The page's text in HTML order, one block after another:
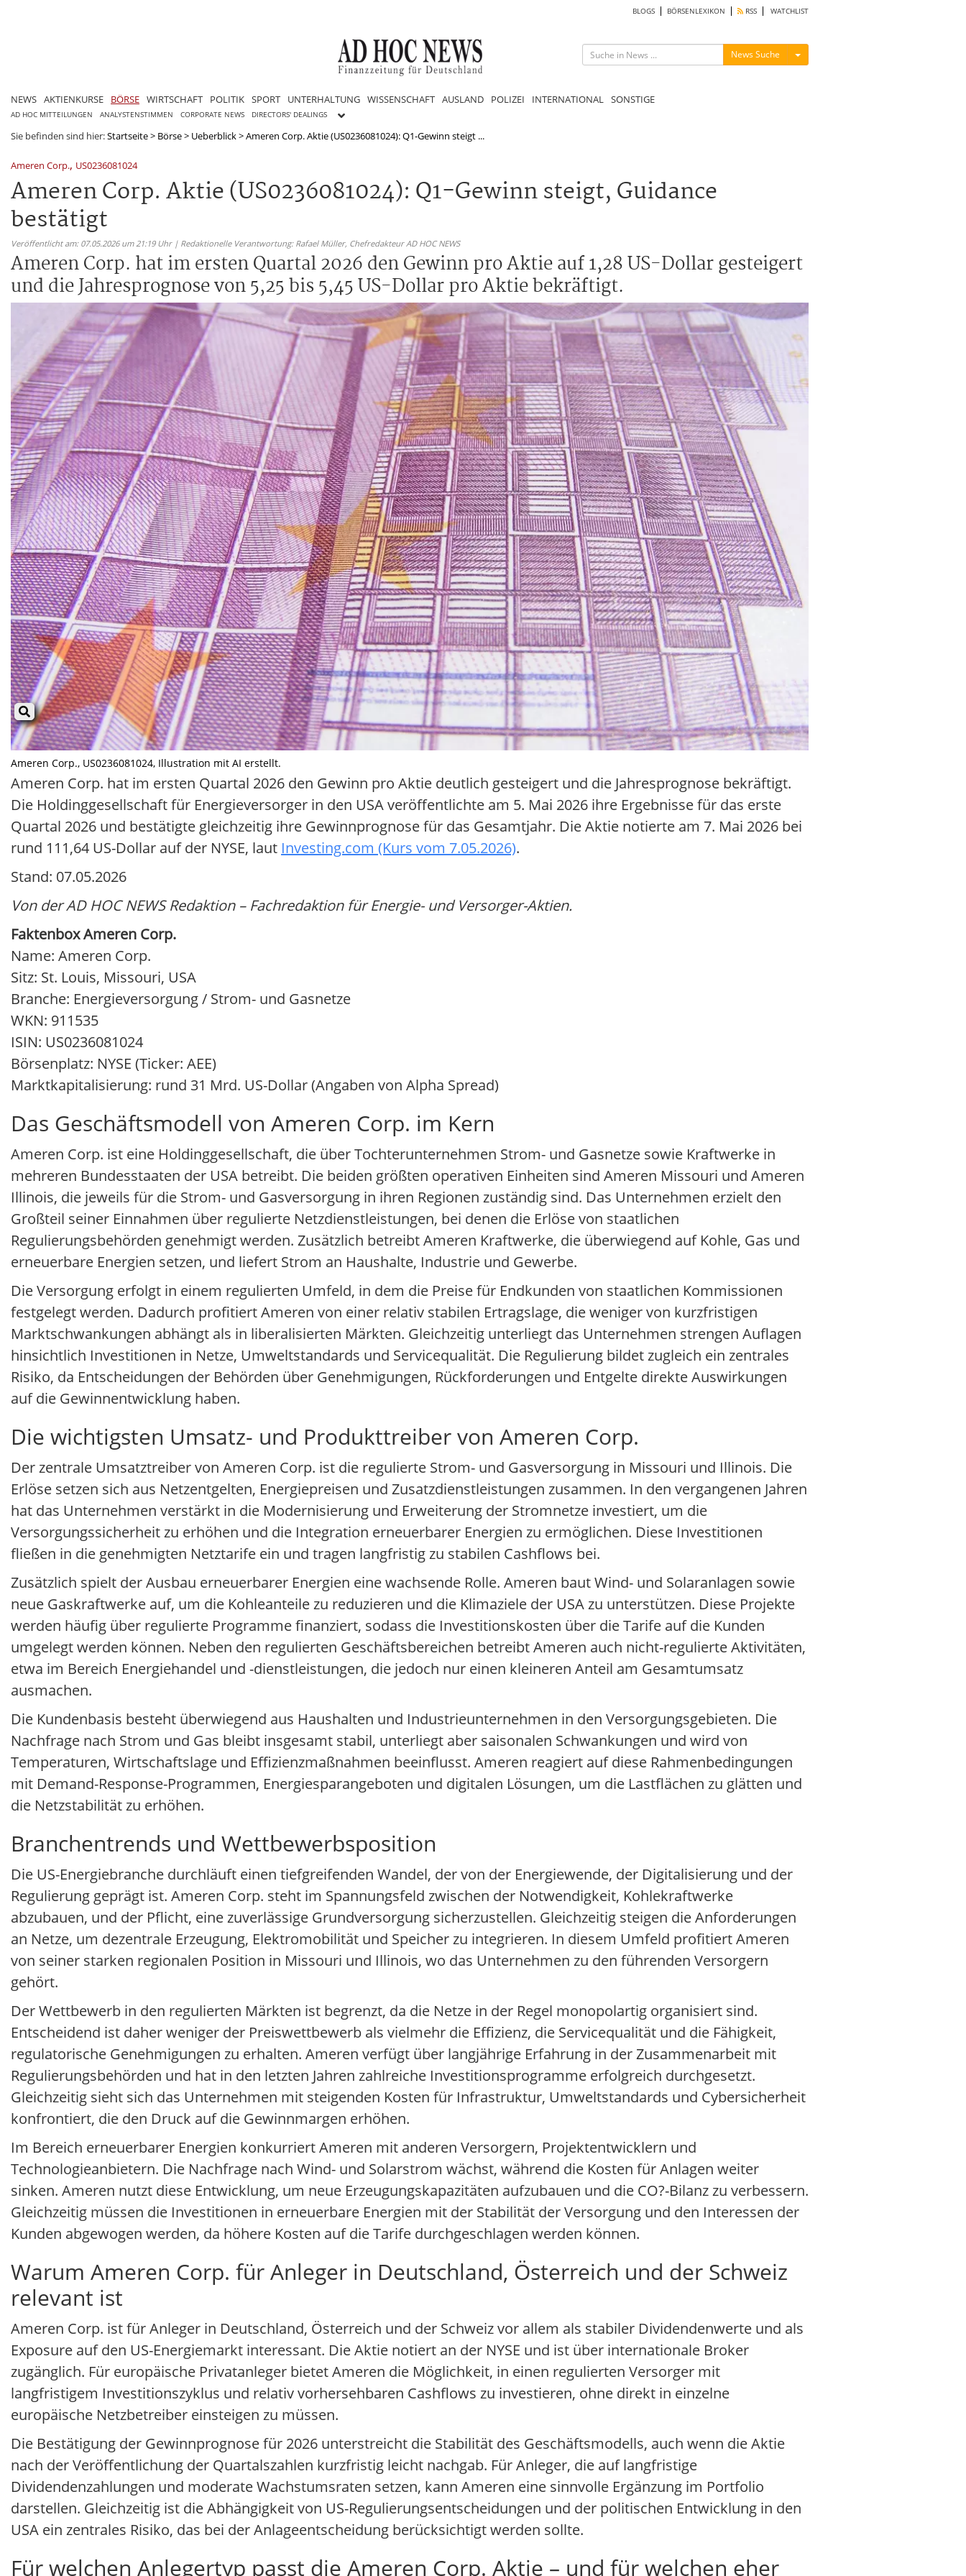
BLOGS BÖRSENLEXIKON RSS WATCHLIST
News Suche Menü ein-/ausblenden
NEWS AKTIENKURSE BÖRSE WIRTSCHAFT POLITIK SPORT UNTERHALTUNG WISSENSCHAFT AUSLAND POLIZEI INTERNATIONAL SONSTIGE
AD HOC MITTEILUNGEN ANALYSTENSTIMMEN CORPORATE NEWS DIRECTORS' DEALINGS
Sie befinden sind hier:Startseite> Börse> Ueberblick>Ameren Corp. Aktie (US0236081024): Q1-Gewinn steigt ...
Ameren Corp., US0236081024
Ameren Corp. Aktie (US0236081024): Q1-Gewinn steigt, Guidance
bestätigt
Veröffentlicht am: 07.05.2026 um 21:19 Uhr | Redaktionelle Verantwortung: Rafael Müller, Chefredakteur AD HOC NEWS
Ameren Corp. hat im ersten Quartal 2026 den Gewinn pro Aktie auf 1,28 US-Dollar gesteigert
und die Jahresprognose von 5,25 bis 5,45 US-Dollar pro Aktie bekräftigt.
Ameren Corp., US0236081024, Illustration mit AI erstellt.
Ameren Corp. hat im ersten Quartal 2026 den Gewinn pro Aktie deutlich gesteigert und die Jahresprognose bekräftigt.
Die Holdinggesellschaft für Energieversorger in den USA veröffentlichte am 5. Mai 2026 ihre Ergebnisse für das erste
Quartal 2026 und bestätigte gleichzeitig ihre Gewinnprognose für das Gesamtjahr. Die Aktie notierte am 7. Mai 2026 bei
rund 111,64 US-Dollar auf der NYSE, laut Investing.com (Kurs vom 7.05.2026).
Stand: 07.05.2026
Von der AD HOC NEWS Redaktion – Fachredaktion für Energie- und Versorger-Aktien.
Faktenbox Ameren Corp.
Name: Ameren Corp.
Sitz: St. Louis, Missouri, USA
Branche: Energieversorgung / Strom- und Gasnetze
WKN: 911535
ISIN: US0236081024
Börsenplatz: NYSE (Ticker: AEE)
Marktkapitalisierung: rund 31 Mrd. US-Dollar (Angaben von Alpha Spread)
Das Geschäftsmodell von Ameren Corp. im Kern
Ameren Corp. ist eine Holdinggesellschaft, die über Tochterunternehmen Strom- und Gasnetze sowie Kraftwerke in
mehreren Bundesstaaten der USA betreibt. Die beiden größten operativen Einheiten sind Ameren Missouri und Ameren
Illinois, die jeweils für die Strom- und Gasversorgung in ihren Regionen zuständig sind. Das Unternehmen erzielt den
Großteil seiner Einnahmen über regulierte Netzdienstleistungen, bei denen die Erlöse von staatlichen
Regulierungsbehörden genehmigt werden. Zusätzlich betreibt Ameren Kraftwerke, die überwiegend auf Kohle, Gas und
erneuerbare Energien setzen, und liefert Strom an Haushalte, Industrie und Gewerbe.
Die Versorgung erfolgt in einem regulierten Umfeld, in dem die Preise für Endkunden von staatlichen Kommissionen
festgelegt werden. Dadurch profitiert Ameren von einer relativ stabilen Ertragslage, die weniger von kurzfristigen
Marktschwankungen abhängt als in liberalisierten Märkten. Gleichzeitig unterliegt das Unternehmen strengen Auflagen
hinsichtlich Investitionen in Netze, Umweltstandards und Servicequalität. Die Regulierung bildet zugleich ein zentrales
Risiko, da Entscheidungen der Behörden über Genehmigungen, Rückforderungen und Entgelte direkte Auswirkungen
auf die Gewinnentwicklung haben.
Die wichtigsten Umsatz- und Produkttreiber von Ameren Corp.
Der zentrale Umsatztreiber von Ameren Corp. ist die regulierte Strom- und Gasversorgung in Missouri und Illinois. Die
Erlöse setzen sich aus Netzentgelten, Energiepreisen und Zusatzdienstleistungen zusammen. In den vergangenen Jahren
hat das Unternehmen verstärkt in die Modernisierung und Erweiterung der Stromnetze investiert, um die
Versorgungssicherheit zu erhöhen und die Integration erneuerbarer Energien zu ermöglichen. Diese Investitionen
fließen in die genehmigten Netztarife ein und tragen langfristig zu stabilen Cashflows bei.
Zusätzlich spielt der Ausbau erneuerbarer Energien eine wachsende Rolle. Ameren baut Wind- und Solaranlagen sowie
neue Gaskraftwerke auf, um die Kohleanteile zu reduzieren und die Klimaziele der USA zu unterstützen. Diese Projekte
werden häufig über regulierte Programme finanziert, sodass die Investitionskosten über die Tarife auf die Kunden
umgelegt werden können. Neben den regulierten Geschäftsbereichen betreibt Ameren auch nicht-regulierte Aktivitäten,
etwa im Bereich Energiehandel und -dienstleistungen, die jedoch nur einen kleineren Anteil am Gesamtumsatz
ausmachen.
Die Kundenbasis besteht überwiegend aus Haushalten und Industrieunternehmen in den Versorgungsgebieten. Die
Nachfrage nach Strom und Gas bleibt insgesamt stabil, unterliegt aber saisonalen Schwankungen und wird von
Temperaturen, Wirtschaftslage und Effizienzmaßnahmen beeinflusst. Ameren reagiert auf diese Rahmenbedingungen
mit Demand-Response-Programmen, Energiesparangeboten und digitalen Lösungen, um die Lastflächen zu glätten und
die Netzstabilität zu erhöhen.
Branchentrends und Wettbewerbsposition
Die US-Energiebranche durchläuft einen tiefgreifenden Wandel, der von der Energiewende, der Digitalisierung und der
Regulierung geprägt ist. Ameren Corp. steht im Spannungsfeld zwischen der Notwendigkeit, Kohlekraftwerke
abzubauen, und der Pflicht, eine zuverlässige Grundversorgung sicherzustellen. Gleichzeitig steigen die Anforderungen
an Netze, um dezentrale Erzeugung, Elektromobilität und Speicher zu integrieren. In diesem Umfeld profitiert Ameren
von seiner starken regionalen Position in Missouri und Illinois, wo das Unternehmen zu den führenden Versorgern
gehört.
Der Wettbewerb in den regulierten Märkten ist begrenzt, da die Netze in der Regel monopolartig organisiert sind.
Entscheidend ist daher weniger der Preiswettbewerb als vielmehr die Effizienz, die Servicequalität und die Fähigkeit,
regulatorische Genehmigungen zu erhalten. Ameren verfügt über langjährige Erfahrung in der Zusammenarbeit mit
Regulierungsbehörden und hat in den letzten Jahren zahlreiche Investitionsprogramme erfolgreich durchgesetzt.
Gleichzeitig sieht sich das Unternehmen mit steigenden Kosten für Infrastruktur, Umweltstandards und Cybersicherheit
konfrontiert, die den Druck auf die Gewinnmargen erhöhen.
Im Bereich erneuerbarer Energien konkurriert Ameren mit anderen Versorgern, Projektentwicklern und
Technologieanbietern. Die Nachfrage nach Wind- und Solarstrom wächst, während die Kosten für Anlagen weiter
sinken. Ameren nutzt diese Entwicklung, um neue Erzeugungskapazitäten aufzubauen und die CO?-Bilanz zu verbessern.
Gleichzeitig müssen die Investitionen in erneuerbare Energien mit der Stabilität der Versorgung und den Interessen der
Kunden abgewogen werden, da höhere Kosten auf die Tarife durchgeschlagen werden können.
Warum Ameren Corp. für Anleger in Deutschland, Österreich und der Schweiz
relevant ist
Ameren Corp. ist für Anleger in Deutschland, Österreich und der Schweiz vor allem als stabiler Dividendenwerte und als
Exposure auf den US-Energiemarkt interessant. Die Aktie notiert an der NYSE und ist über internationale Broker
zugänglich. Für europäische Privatanleger bietet Ameren die Möglichkeit, in einen regulierten Versorger mit
langfristigem Investitionszyklus und relativ vorhersehbaren Cashflows zu investieren, ohne direkt in einzelne
europäische Netzbetreiber einsteigen zu müssen.
Die Bestätigung der Gewinnprognose für 2026 unterstreicht die Stabilität des Geschäftsmodells, auch wenn die Aktie
nach der Veröffentlichung der Quartalszahlen kurzfristig leicht nachgab. Für Anleger, die auf langfristige
Dividendenzahlungen und moderate Wachstumsraten setzen, kann Ameren eine sinnvolle Ergänzung im Portfolio
darstellen. Gleichzeitig ist die Abhängigkeit von US-Regulierungsentscheidungen und der politischen Entwicklung in den
USA ein zentrales Risiko, das bei der Anlageentscheidung berücksichtigt werden sollte.
Für welchen Anlegertyp passt die Ameren Corp. Aktie – und für welchen eher